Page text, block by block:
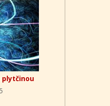
plytčinou